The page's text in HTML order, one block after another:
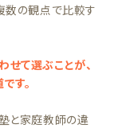
数の観点で比較す
て選ぶことが、
す。
と家庭教師の違